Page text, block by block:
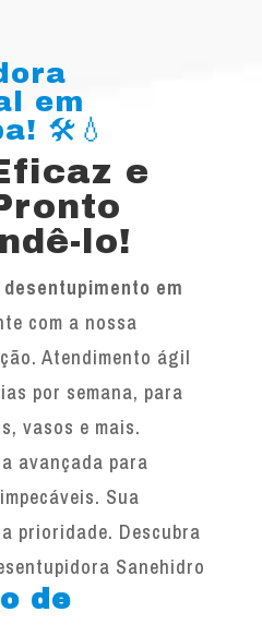
em
🛠️💧
e
lo!
desentupimento em
com a nossa
Atendimento ágil
por semana, para
vasos e mais.
avançada para
Sua
prioridade. Descubra
Sanehidro
de